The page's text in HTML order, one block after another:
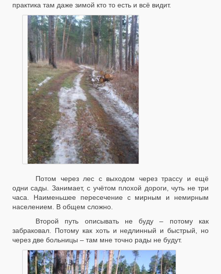
практика там даже зимой кто то есть и всё видит.
Потом через лес с выходом через трассу и ещё
одни сады. Занимает, с учётом плохой дороги, чуть не три
часа. Наименьшее пересечение с мирным и немирным
населением. В общем сложно.
Второй путь описывать не буду – потому как
забраковал. Потому как хоть и недлинный и быстрый, но
через две больницы – там мне точно рады не будут.